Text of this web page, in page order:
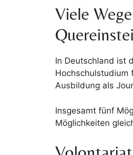
Viele
In Deutschland ist
Hochschulstudium
Ausbildung als
Insgesamt fünf
Möglichkeiten